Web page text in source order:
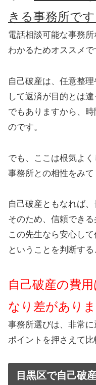
きる事務所です
電話相談可能な事務
わかるためオススメで
自己破産は、任意整
して返済が目的とは
でもありますから、
のです。
でも、ここは根気よく
事務所との相性をみて
自己破産ともなれば、
そのため、信頼でき
この先生なら安心し
ということを判断する
自己破産の費
なり差がありま
事務所選びは、非常
ポイントを押さえて比
目黒区で自己破